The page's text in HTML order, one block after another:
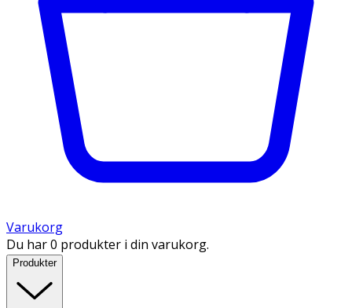
Varukorg
Du har 0 produkter i din varukorg.
Produkter